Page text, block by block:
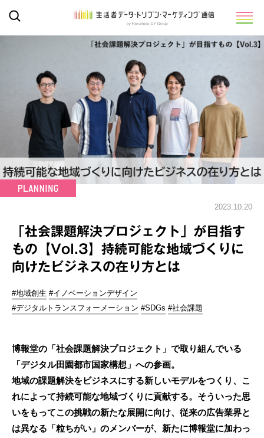
2023.10.20
「社会課題解決プロジェクト」が目指す
もの【Vol.3】持続可能な地域づくりに
向けたビジネスの在り方とは
#地域創生 #イノベーションデザイン
#デジタルトランスフォーメーション #SDGs #社会課題
博報堂の「社会課題解決プロジェクト」で取り組んでいる
「デジタル田園都市国家構想」への参画。
地域の課題解決をビジネスにする新しいモデルをつくり、こ
れによって持続可能な地域づくりに貢献する。そういった思
いをもってこの挑戦の新たな展開に向け、従来の広告業界と
は異なる「粒ちがい」のメンバーが、新たに博報堂に加わっ